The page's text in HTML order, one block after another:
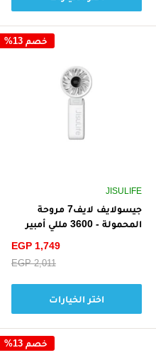
خصم 13%
JISULIFE
جيسولايف لايف7 مروحة
المحمولة - 3600 مللي أمبير
سعر
EGP 1,749
سعر
EGP 2,011
اختر الخيارات
خصم 13%